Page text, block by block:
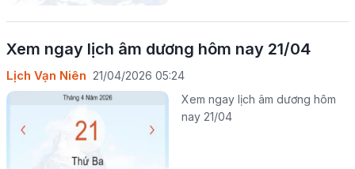
Xem ngay lịch âm dương hôm nay 21/04
Lịch Vạn Niên 21/04/2026 05:24
Xem ngay lịch âm dương hôm
nay 21/04